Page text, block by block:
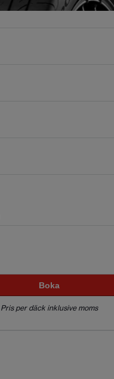
Boka
Pris per däck inklusive moms